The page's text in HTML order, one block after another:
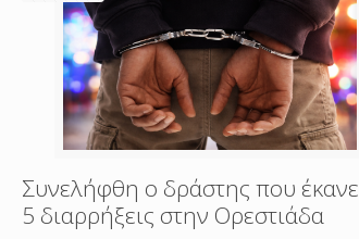
Συνελήφθη ο δράστης που έκανε
5 διαρρήξεις στην Ορεστιάδα